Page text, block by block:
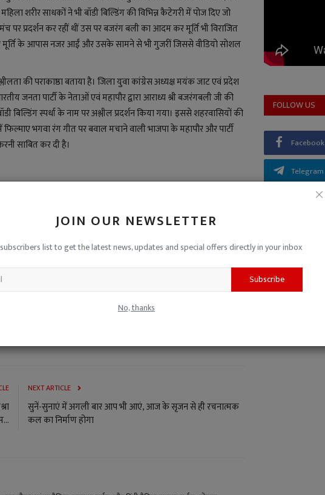
JOIN OUR NEWSLETTER
list to get the latest news, updates and special offers directly in your inbox
Subscribe
No, thanks
शरीर साधकों ने भी बॉडी बिल्डिंग की विभिन्न कैटेगरी में पोज दिए जो
प्रदर्शन कर रहीं थीं उस पर बजरंग बली का आदम कर मूर्ति भी विराजित
मूर्ति के आपास नजर आईं और उसके सामने से भी गुजरीं जिससे वीडियो सोशल
की पराकाष्ठा बताया है। जिला युवा कांग्रेस अध्यक्ष मयंक जाट एवं प्रदेश
जनता पार्टी के नेताओं एवं महापौर द्वारा आराध्य श्री बजरंगबली जी की
स्पर्धा के नाम पर अश्लील प्रदर्शन किया गया। इससे शहरवासियों की
भगवा रंग गीत पर बवाल मचाने वाली भाजपा के महापौर और पार्टी
साबित कर दी है।
11 बजे शहर के धानमंडी चौराहे पर हनुमान चालीसा का आयोजन किया
पहुंचेंगे। जिस सभाग्रह में सनातन धर्म एवं सांस्कृति का बजरंग बली के
कांग्रेस के अन्य वरिष्ठ नेता भी मौजूद रहेंगे।
Ratlam Congress
NEXT ARTICLE
सुनें-सुनाएं में अगली बार आप भी आएं, आज के सृजन से ही रचनात्मक
कल का निर्माण होगा
FOLLOW US
Facebook
Telegram